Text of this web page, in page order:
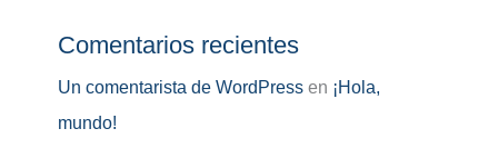
Comentarios recientes
Un comentarista de WordPress en ¡Hola,
mundo!